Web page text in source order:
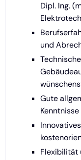
Dipl. Ing.
und
Gute
Kenntnisse
Flexibilität